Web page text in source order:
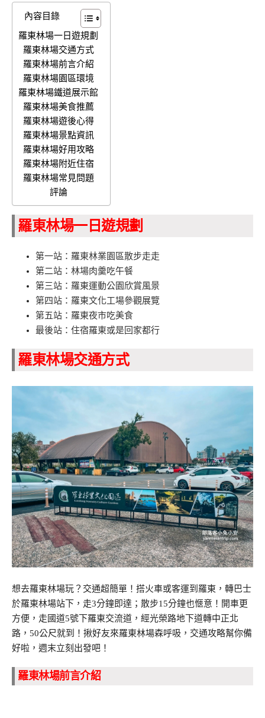
內容目錄
羅東林場一日遊規劃
羅東林場交通方式
羅東林場前言介紹
羅東林場園區環境
羅東林場鐵道展示館
羅東林場美食推薦
羅東林場遊後心得
羅東林場景點資訊
羅東林場好用攻略
羅東林場附近住宿
羅東林場常見問題
評論
羅東林場一日遊規劃
第一站：羅東林業園區散步走走
第二站：林場肉羹吃午餐
第三站：羅東運動公園欣賞風景
第四站：羅東文化工場參觀展覽
第五站：羅東夜市吃美食
最後站：住宿羅東或是回家都行
羅東林場交通方式
想去羅東林場玩？交通超簡單！搭火車或客運到羅東，轉巴士
於羅東林場站下，走3分鐘即達；散步15分鐘也愜意！開車更
方便，走國道5號下羅東交流道，經光榮路地下道轉中正北
路，50公尺就到！揪好友來羅東林場森呼吸，交通攻略幫你備
好啦，週末立刻出發吧！
羅東林場前言介紹